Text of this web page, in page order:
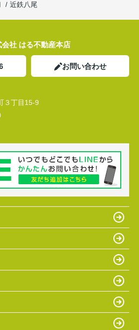
近鉄八尾
会社 はる不動産本店
お問い合わせ
３丁目15-9